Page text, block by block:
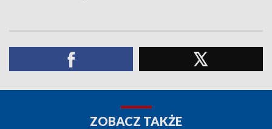
ZOBACZ TAKŻE